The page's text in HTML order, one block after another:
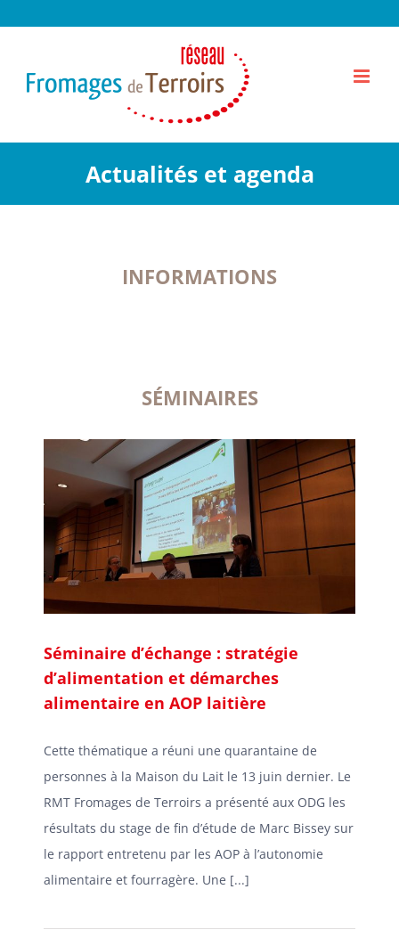
Actualités et agenda
INFORMATIONS
SÉMINAIRES
Séminaire d’échange : stratégie
d’alimentation et démarches
alimentaire en AOP laitière
Cette thématique a réuni une quarantaine de
personnes à la Maison du Lait le 13 juin dernier. Le
RMT Fromages de Terroirs a présenté aux ODG les
résultats du stage de fin d’étude de Marc Bissey sur
le rapport entretenu par les AOP à l’autonomie
alimentaire et fourragère. Une [...]